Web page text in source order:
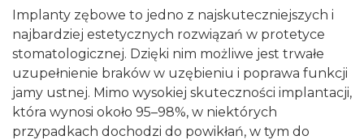
Implanty zębowe to jedno z najskuteczniejszych i
najbardziej estetycznych rozwiązań w protetyce
stomatologicznej. Dzięki nim możliwe jest trwałe
uzupełnienie braków w uzębieniu i poprawa funkcji
jamy ustnej. Mimo wysokiej skuteczności implantacji,
która wynosi około 95–98%, w niektórych
przypadkach dochodzi do powikłań, w tym do